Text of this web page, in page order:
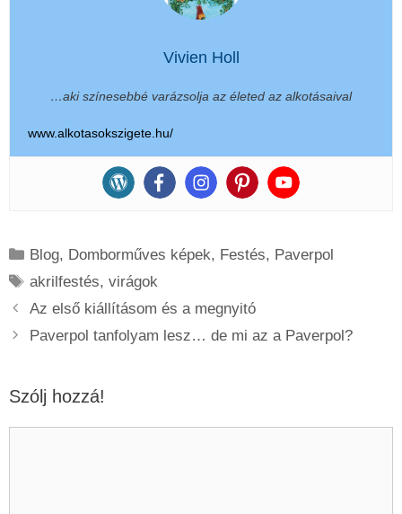
Vivien Holl
…aki színesebbé varázsolja az életed az alkotásaival
www.alkotasokszigete.hu/
Kategória
Blog, Domborműves képek, Festés, Paverpol
Címkék
akrilfestés,virágok
Az első kiállításom és a megnyitó
Paverpol tanfolyam lesz… de mi az a Paverpol?
Szólj hozzá!